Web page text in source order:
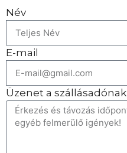
Név
E-mail
Üzenet a szállásadónak